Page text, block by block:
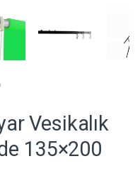
Vesikalık
135×200